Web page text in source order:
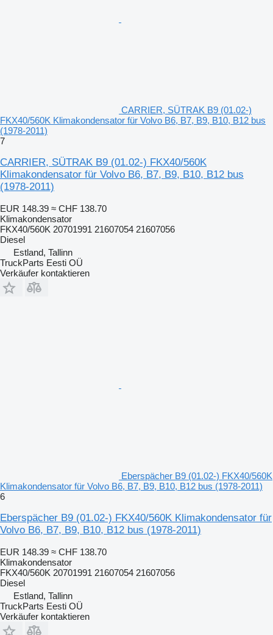
CARRIER, SÜTRAK B9 (01.02-)
FKX40/560K Klimakondensator für Volvo B6, B7, B9, B10, B12 bus
(1978-2011)
7
CARRIER, SÜTRAK B9 (01.02-) FKX40/560K
Klimakondensator für Volvo B6, B7, B9, B10, B12 bus
(1978-2011)
EUR 148.39 ≈ CHF 138.70
Klimakondensator
FKX40/560K 20701991 21607054 21607056
Diesel
Estland, Tallinn
TruckParts Eesti OÜ
Verkäufer kontaktieren
Eberspächer B9 (01.02-) FKX40/560K
Klimakondensator für Volvo B6, B7, B9, B10, B12 bus (1978-2011)
6
Eberspächer B9 (01.02-) FKX40/560K Klimakondensator für
Volvo B6, B7, B9, B10, B12 bus (1978-2011)
EUR 148.39 ≈ CHF 138.70
Klimakondensator
FKX40/560K 20701991 21607054 21607056
Diesel
Estland, Tallinn
TruckParts Eesti OÜ
Verkäufer kontaktieren